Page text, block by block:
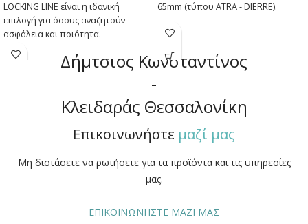
LOCKING LINE είναι η ιδανική
επιλογή για όσους αναζητούν
ασφάλεια και ποιότητα.
65mm (τύπου ATRA - DIERRE).
Δήμτσιος Κωνσταντίνος
-
Κλειδαράς Θεσσαλονίκη
Επικοινωνήστε μαζί μας
Μη διστάσετε να ρωτήσετε για τα προϊόντα και τις υπηρεσίες
μας.
ΕΠΙΚΟΙΝΩΝΗΣΤΕ ΜΑΖΙ ΜΑΣ